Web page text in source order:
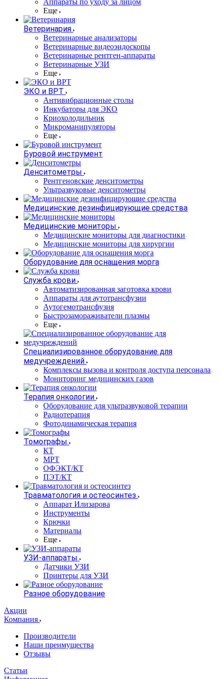
Аппараты по уходу за лицом
Еще
Ветеринария
Ветеринарные анализаторы
Ветеринарные видеоэндоскопы
Ветеринарные рентген-аппараты
Ветеринарные УЗИ
Еще
ЭКО и ВРТ
Антивибрационные столы
Инкубаторы для ЭКО
Криохолодильник
Микроманипуляторы
Еще
Буровой инструмент
Денситометры
Рентгеновские денситометры
Ультразвуковые денситометры
Медицинские дезинфицирующие средства
Медицинские мониторы
Медицинские мониторы для диагностики
Медицинские мониторы для хирургии
Оборудование для оснащения морга
Служба крови
Автоматизированная заготовка крови
Аппараты для аутотрансфузии
Аутогемотрансфузия
Быстрозамораживатели плазмы
Еще
Специализированное оборудование для
медучреждений
Комплексы вызова и контроля доступа персонала
Мониторинг медицинских газов
Терапия онкологии
Оборудование для ультразвуковой терапии
Радиотерапия
Фотодинамическая терапия
Томографы
КТ
МРТ
ОФЭКТ/КТ
ПЭТ/КТ
Травматология и остеосинтез
Аппарат Илизарова
Инструменты
Крючки
Материалы
Еще
УЗИ-аппараты
Датчики УЗИ
Принтеры для УЗИ
Разное оборудование
Акции
Компания
Производители
Наши преимущества
Отзывы
Статьи